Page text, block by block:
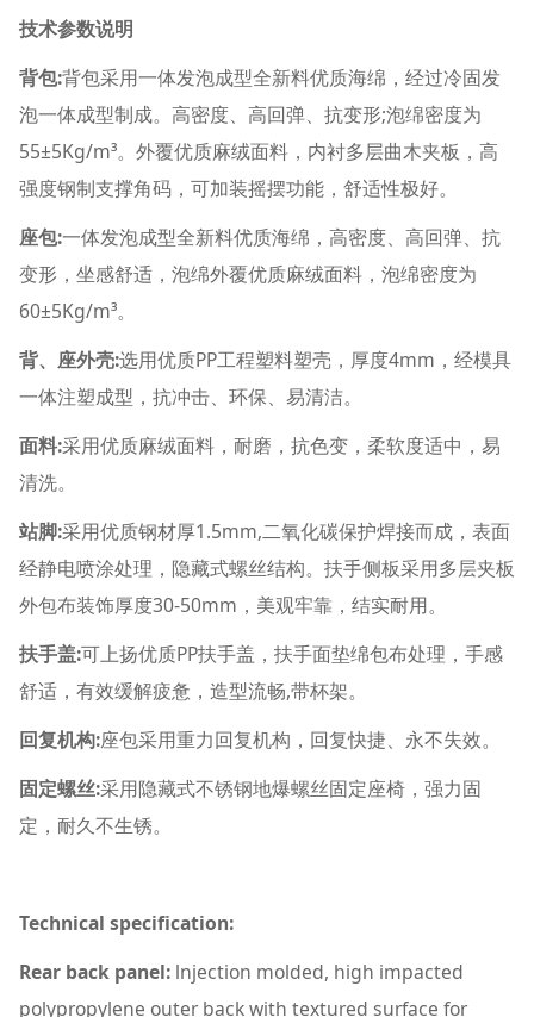
技术参数说明
背包:背包采用一体发泡成型全新料优质海绵，经过冷固发
泡一体成型制成。高密度、高回弹、抗变形;泡绵密度为
55±5Kg/m³。外覆优质麻绒面料，内衬多层曲木夹板，高
强度钢制支撑角码，可加装摇摆功能，舒适性极好。
座包:一体发泡成型全新料优质海绵，高密度、高回弹、抗
变形，坐感舒适，泡绵外覆优质麻绒面料，泡绵密度为
60±5Kg/m³。
背、座外壳:选用优质PP工程塑料塑壳，厚度4mm，经模具
一体注塑成型，抗冲击、环保、易清洁。
面料:采用优质麻绒面料，耐磨，抗色变，柔软度适中，易
清洗。
站脚:采用优质钢材厚1.5mm,二氧化碳保护焊接而成，表面
经静电喷涂处理，隐藏式螺丝结构。扶手侧板采用多层夹板
外包布装饰厚度30-50mm，美观牢靠，结实耐用。
扶手盖:可上扬优质PP扶手盖，扶手面垫绵包布处理，手感
舒适，有效缓解疲惫，造型流畅,带杯架。
回复机构:座包采用重力回复机构，回复快捷、永不失效。
固定螺丝:采用隐藏式不锈钢地爆螺丝固定座椅，强力固
定，耐久不生锈。
Technical specification:
Rear back panel: lnjection molded, high impacted
polypropylene outer back with textured surface for